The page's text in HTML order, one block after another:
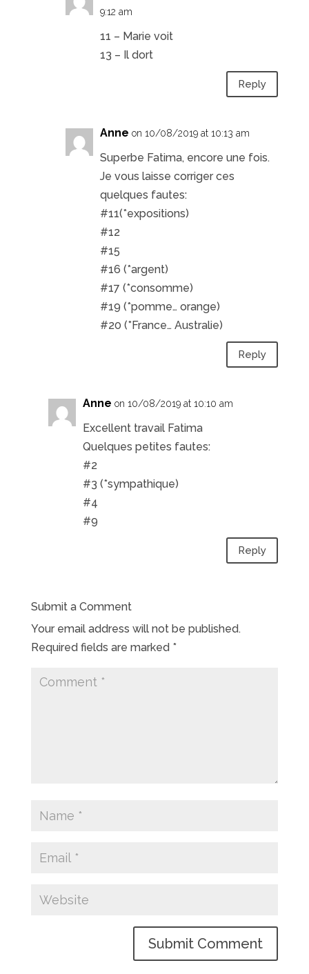
9:12 am
11 – Marie voit
13 – Il dort
Reply
Anne on 10/08/2019 at 10:13 am
Superbe Fatima, encore une fois.
Je vous laisse corriger ces
quelques fautes:
#11(*expositions)
#12
#15
#16 (*argent)
#17 (*consomme)
#19 (*pomme… orange)
#20 (*France… Australie)
Reply
Anne on 10/08/2019 at 10:10 am
Excellent travail Fatima
Quelques petites fautes:
#2
#3 (*sympathique)
#4
#9
Reply
Submit a Comment
Your email address will not be published.
Required fields are marked *